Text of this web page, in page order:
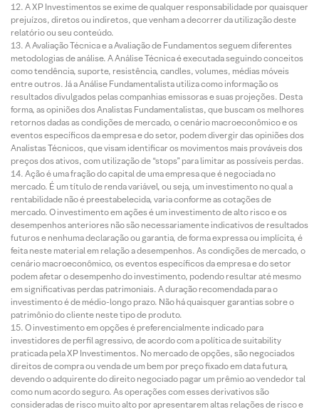
A XP Investimentos se exime de qualquer responsabilidade por quaisquer
prejuízos, diretos ou indiretos, que venham a decorrer da utilização deste
relatório ou seu conteúdo.
A Avaliação Técnica e a Avaliação de Fundamentos seguem diferentes
metodologias de análise. A Análise Técnica é executada seguindo conceitos
como tendência, suporte, resistência, candles, volumes, médias móveis
entre outros. Já a Análise Fundamentalista utiliza como informação os
resultados divulgados pelas companhias emissoras e suas projeções. Desta
forma, as opiniões dos Analistas Fundamentalistas, que buscam os melhores
retornos dadas as condições de mercado, o cenário macroeconômico e os
eventos específicos da empresa e do setor, podem divergir das opiniões dos
Analistas Técnicos, que visam identificar os movimentos mais prováveis dos
preços dos ativos, com utilização de “stops” para limitar as possíveis perdas.
Ação é uma fração do capital de uma empresa que é negociada no
mercado. É um título de renda variável, ou seja, um investimento no qual a
rentabilidade não é preestabelecida, varia conforme as cotações de
mercado. O investimento em ações é um investimento de alto risco e os
desempenhos anteriores não são necessariamente indicativos de resultados
futuros e nenhuma declaração ou garantia, de forma expressa ou implícita, é
feita neste material em relação a desempenhos. As condições de mercado, o
cenário macroeconômico, os eventos específicos da empresa e do setor
podem afetar o desempenho do investimento, podendo resultar até mesmo
em significativas perdas patrimoniais. A duração recomendada para o
investimento é de médio-longo prazo. Não há quaisquer garantias sobre o
patrimônio do cliente neste tipo de produto.
O investimento em opções é preferencialmente indicado para
investidores de perfil agressivo, de acordo com a política de suitability
praticada pela XP Investimentos. No mercado de opções, são negociados
direitos de compra ou venda de um bem por preço fixado em data futura,
devendo o adquirente do direito negociado pagar um prêmio ao vendedor tal
como num acordo seguro. As operações com esses derivativos são
consideradas de risco muito alto por apresentarem altas relações de risco e